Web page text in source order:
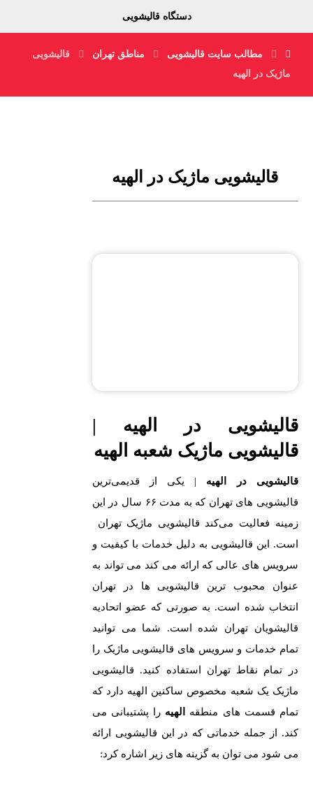
دستگاه قالیشویی
مطالب سایت قالیشویی مناطق تهران
قالیشویی
ماژیک در الهیه
قالیشویی ماژیک در الهیه
قالیشویی در الهیه |
قالیشویی ماژیک شعبه الهیه
قالیشویی در الهیه | یکی از قدیمی‌ترین
قالیشویی های تهران که به مدت ۶۶ سال در این
زمینه فعالیت می‌کند قالیشویی ماژیک تهران
است. این قالیشویی به دلیل خدمات با کیفیت و
سرویس های عالی که ارائه می کند می تواند به
عنوان محبوب ترین قالیشویی ها در تهران
انتخاب شده است. به صورتی که عضو اتحادیه
قالیشویان تهران شده است. شما می توانید
تمام خدمات و سرویس های قالیشویی ماژیک را
در تمام نقاط تهران استفاده کنید. قالیشویی
ماژیک یک شعبه مخصوص ساکنین الهیه دارد که
تمام قسمت های منطقه
الهیه را پشتیبانی می
کند. از جمله خدماتی که در این قالیشویی ارائه
می شود می توان به گزینه های زیر اشاره کرد: